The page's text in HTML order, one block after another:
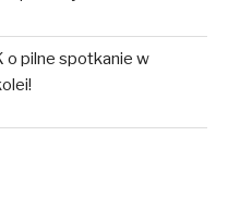
o pilne spotkanie w